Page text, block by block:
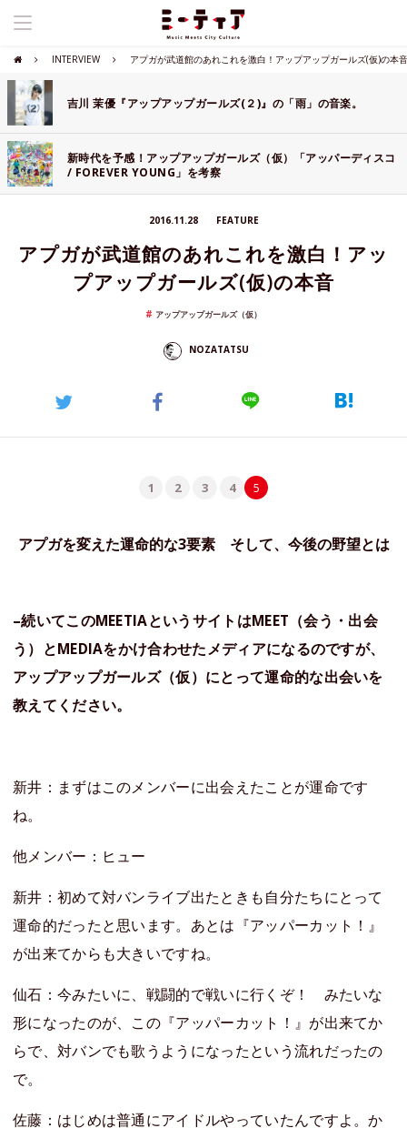
INTERVIEW アプガが武道館のあれこれを激白！アップアップガールズ(仮)の本音
吉川 茉優『アップアップガールズ(２)』の「雨」の音楽。
新時代を予感！アップアップガールズ（仮）「アッパーディスコ
/ FOREVER YOUNG」を考察
2016.11.28 FEATURE
アプガが武道館のあれこれを激白！アッ
プアップガールズ(仮)の本音
アップアップガールズ（仮）
NOZATATSU
1 2 3 4 5
アプガを変えた運命的な3要素 そして、今後の野望とは
–続いてこのMEETIAというサイトはMEET （会う・出会
う）とMEDIAをかけ合わせたメディアになるのですが、
アップアップガールズ（仮）にとって運命的な出会いを
教えてください。
新井：まずはこのメンバーに出会えたことが運命です
ね。
他メンバー：ヒュー
新井：初めて対バンライブ出たときも自分たちにとって
運命的だったと思います。あとは『アッパーカット！』
が出来てからも大きいですね。
仙石：今みたいに、戦闘的で戦いに行くぞ！ みたいな
形になったのが、この『アッパーカット！』が出来てか
らで、対バンでも歌うようになったという流れだったの
で。
佐藤：はじめは普通にアイドルやっていたんですよ。か